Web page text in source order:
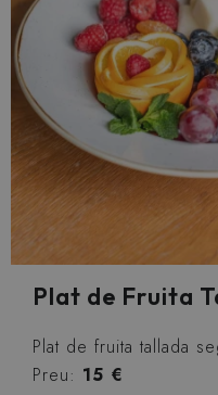
Plat de Fruita
Plat de fruita tallada
Preu: 15 €